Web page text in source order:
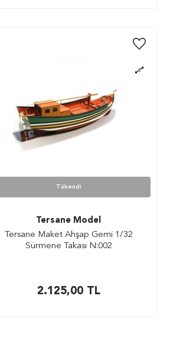
Tükendi
Tersane Model
Tersane Maket Ahşap Gemi 1/32
Sürmene Takası N:002
2.125,00TL